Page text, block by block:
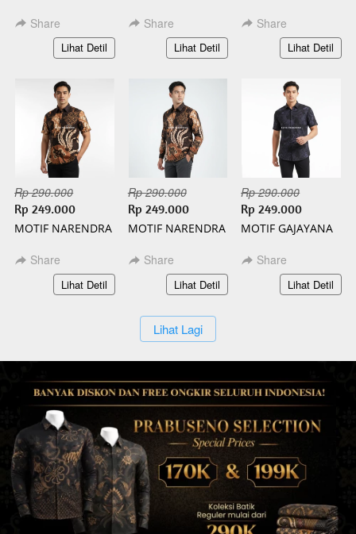
SLIMFIT
Share
`Lihat Detil
SLIMFIT
Share
`
Lihat Detil
SLIMFIT
Share
`Lihat Detil
Rp 290.000
Rp 249.000
MOTIF NARENDRA
SLIMFIT
Share
`Lihat Detil
Rp 290.000
Rp 249.000
MOTIF NARENDRA
SLIMFIT
Share
`
Lihat Detil
Rp 290.000
Rp 249.000
MOTIF GAJAYANA
SLIMFIT
Share
`Lihat Detil
`Lihat Lagi